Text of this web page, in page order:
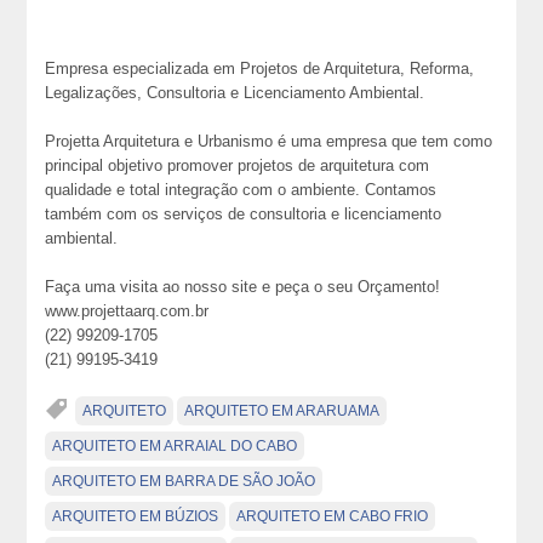
Empresa especializada em Projetos de Arquitetura, Reforma,
Legalizações, Consultoria e Licenciamento Ambiental.
Projetta Arquitetura e Urbanismo é uma empresa que tem como
principal objetivo promover projetos de arquitetura com
qualidade e total integração com o ambiente. Contamos
também com os serviços de consultoria e licenciamento
ambiental.
Faça uma visita ao nosso site e peça o seu Orçamento!
www.projettaarq.com.br
(22) 99209-1705
(21) 99195-3419
ARQUITETO ARQUITETO EM ARARUAMA
ARQUITETO EM ARRAIAL DO CABO
ARQUITETO EM BARRA DE SÃO JOÃO
ARQUITETO EM BÚZIOS ARQUITETO EM CABO FRIO